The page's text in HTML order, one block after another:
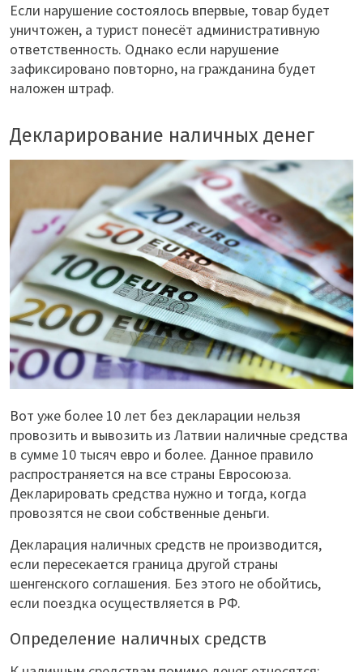
Если нарушение состоялось впервые, товар будет
уничтожен, а турист понесёт административную
ответственность. Однако если нарушение
зафиксировано повторно, на гражданина будет
наложен штраф.
Декларирование наличных денег
Вот уже более 10 лет без декларации нельзя
провозить и вывозить из Латвии наличные средства
в сумме 10 тысяч евро и более. Данное правило
распространяется на все страны Евросоюза.
Декларировать средства нужно и тогда, когда
провозятся не свои собственные деньги.
Декларация наличных средств не производится,
если пересекается граница другой страны
шенгенского соглашения. Без этого не обойтись,
если поездка осуществляется в РФ.
Определение наличных средств